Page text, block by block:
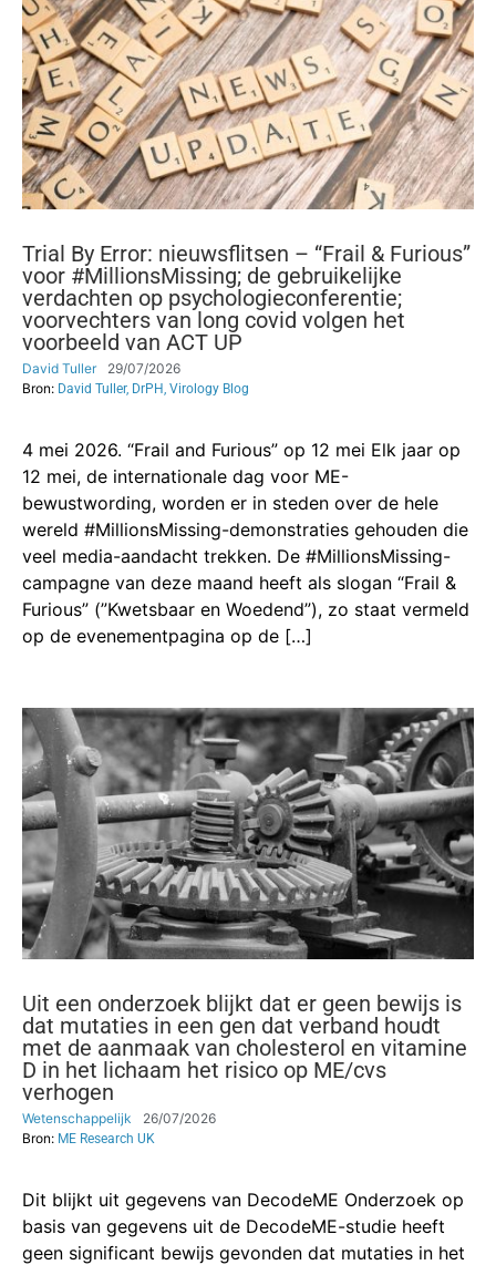
Trial By Error: nieuwsflitsen – “Frail & Furious”
voor #MillionsMissing; de gebruikelijke
verdachten op psychologieconferentie;
voorvechters van long covid volgen het
voorbeeld van ACT UP
David Tuller
29/07/2026
Bron: David Tuller, DrPH, Virology Blog
4 mei 2026. “Frail and Furious” op 12 mei Elk jaar op
12 mei, de internationale dag voor ME-
bewustwording, worden er in steden over de hele
wereld #MillionsMissing-demonstraties gehouden die
veel media-aandacht trekken. De #MillionsMissing-
campagne van deze maand heeft als slogan “Frail &
Furious” (”Kwetsbaar en Woedend”), zo staat vermeld
op de evenementpagina op de […]
Uit een onderzoek blijkt dat er geen bewijs is
dat mutaties in een gen dat verband houdt
met de aanmaak van cholesterol en vitamine
D in het lichaam het risico op ME/cvs
verhogen
Wetenschappelijk
26/07/2026
Bron: ME Research UK
Dit blijkt uit gegevens van DecodeME Onderzoek op
basis van gegevens uit de DecodeME-studie heeft
geen significant bewijs gevonden dat mutaties in het